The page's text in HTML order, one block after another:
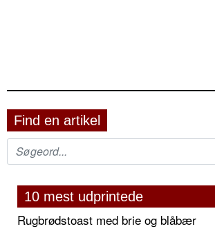
Find en artikel
10 mest udprintede
Rugbrødstoast med brie og blåbær